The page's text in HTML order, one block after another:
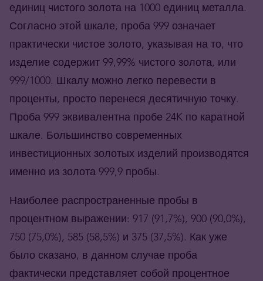
единиц чистого золота на 1000 единиц металла.
Согласно этой шкале, проба 999 означает
практически чистое золото, указывая на то, что
изделие содержит 99,99% чистого золота, или
999/1000. Шкалу можно легко перевести в
проценты, просто перенеся десятичную точку.
Проба 999 эквивалентна пробе 24K по каратной
шкале. Большинство современных
инвестиционных золотых изделий производятся
именно из золота 999,9 пробы.
Наиболее распространенные пробы в
процентном выражении: 917 (91,7%), 900 (90,0%),
750 (75,0%), 585 (58,5%) и 375 (37,5%). Как уже
было сказано, в данном случае проба
фактически представляет собой процентное